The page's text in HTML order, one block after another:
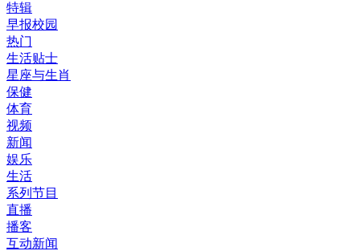
特辑
早报校园
热门
生活贴士
星座与生肖
保健
体育
视频
新闻
娱乐
生活
系列节目
直播
播客
互动新闻